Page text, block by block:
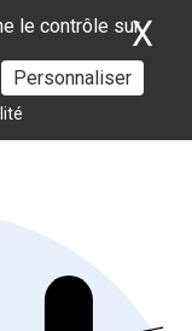
le contrôle sur
Personnaliser
X